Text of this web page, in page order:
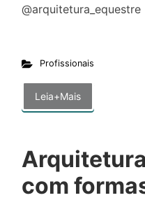
Profissionais
Leia+Mais
com